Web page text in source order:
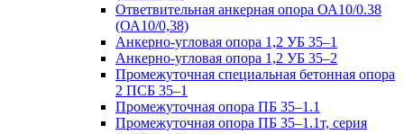
Ответвительная анкерная опора ОА10/0.38
(ОА10/0,38)
Анкерно-угловая опора 1,2 УБ 35–1
Анкерно-угловая опора 1,2 УБ 35–2
Промежуточная специальная бетонная опора
2 ПСБ 35–1
Промежуточная опора ПБ 35–1.1
Промежуточная опора ПБ 35–1.1т, серия